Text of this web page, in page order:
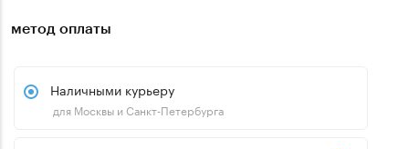
метод оплаты
Наличными курьеру
для Москвы и Санкт-Петербурга